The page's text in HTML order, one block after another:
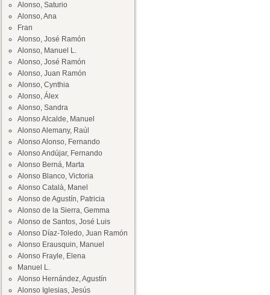
Alonso, Saturio
Alonso, Ana
Fran
Alonso, José Ramón
Alonso, Manuel L.
Alonso, José Ramón
Alonso, Juan Ramón
Alonso, Cynthia
Alonso, Álex
Alonso, Sandra
Alonso Alcalde, Manuel
Alonso Alemany, Raúl
Alonso Alonso, Fernando
Alonso Andújar, Fernando
Alonso Berná, Marta
Alonso Blanco, Victoria
Alonso Català, Manel
Alonso de Agustín, Patricia
Alonso de la Sierra, Gemma
Alonso de Santos, José Luis
Alonso Díaz-Toledo, Juan Ramón
Alonso Erausquin, Manuel
Alonso Frayle, Elena
Manuel L.
Alonso Hernández, Agustín
Alonso Iglesias, Jesús